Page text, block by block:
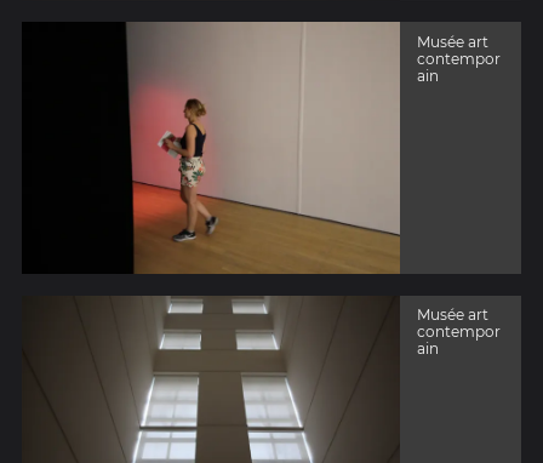
Musée art
contempor
ain
Musée art
contempor
ain